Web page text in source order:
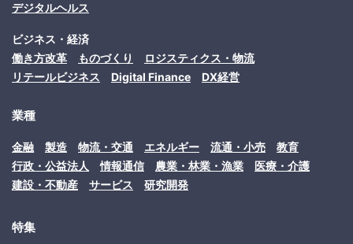
デジタルヘルス
ビジネス・経済
働き方改革
ものづくり
ロジスティクス・物流
リテールビジネス
Digital Finance DX経営
業種
金融 製造 物流・交通 エネルギー 流通・小売
教育
行政・公益法人
情報通信 農業・林業・漁業
医療・介護
建設・不動産
サービス 研究開発
特集